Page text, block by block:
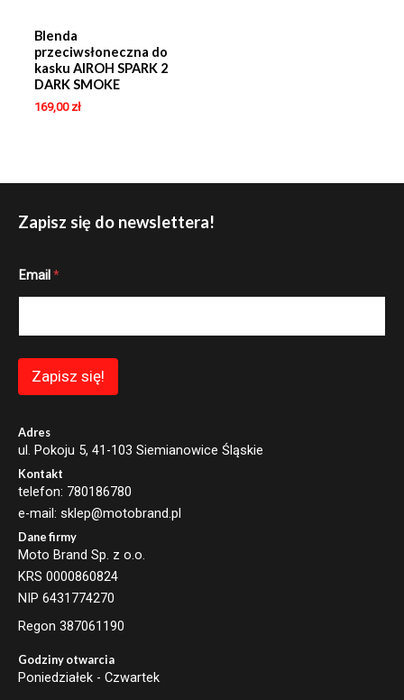
Blenda
przeciwsłoneczna do
kasku AIROH SPARK 2
DARK SMOKE
169,00 zł
Zapisz się do newslettera!
m
*
i
Email *
Zapisz się!
Adres
ul. Pokoju 5, 41-103 Siemianowice Śląskie
Kontakt
telefon: 780186780
e-mail: sklep@motobrand.pl
Dane firmy
Moto Brand Sp. z o.o.
KRS 0000860824
NIP 6431774270
Regon 387061190
Godziny otwarcia
Poniedziałek - Czwartek